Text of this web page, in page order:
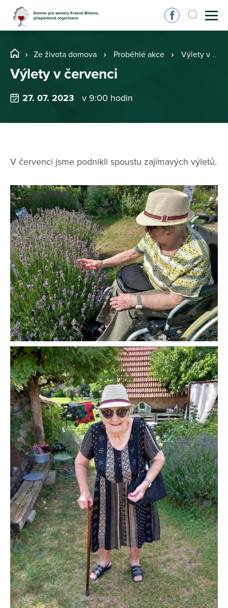
Ze života domova Proběhlé akce Výlety v červenci
Výlety v červenci
27. 07. 2023 v 9:00 hodin
V červenci jsme podnikli spoustu zajímavých výletů.